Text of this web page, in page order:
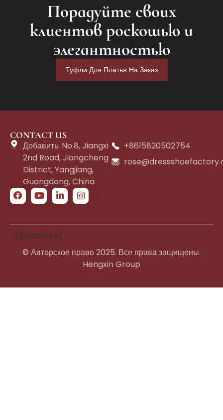
Порадуйте своих
клиентов роскошью и
элегантностью
Туфли Для Платья На Заказ
CONTACT US
Добавить: No.8, Jiangxi
2nd Road, Jiangcheng
District, Yangjiang,
Guangdong, China
+8615820502754
[gtranslate]
© Авторское право 2025. Все права защищены.
Hengxin Group